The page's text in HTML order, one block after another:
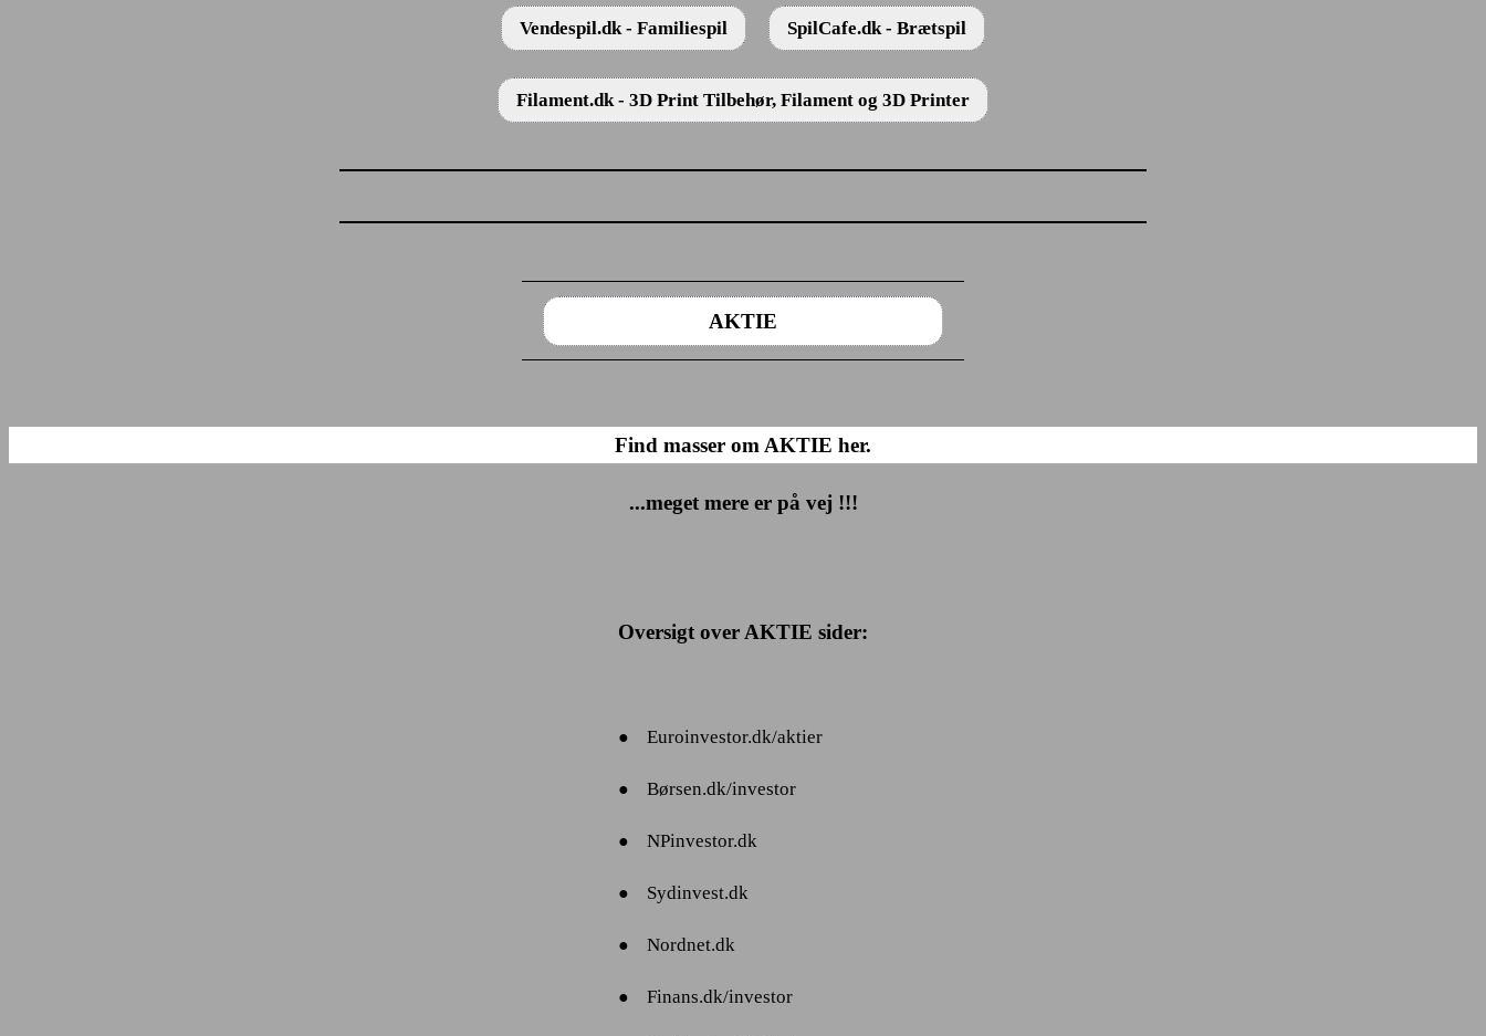
Vendespil.dk - Familiespil SpilCafe.dk - Brætspil
Filament.dk - 3D Print Tilbehør, Filament og 3D Printer
AKTIE
Find masser om AKTIE her.
...meget mere er på vej !!!
Oversigt over AKTIE sider:
● Euroinvestor.dk/aktier
● Børsen.dk/investor
● NPinvestor.dk
● Sydinvest.dk
● Nordnet.dk
● Finans.dk/investor